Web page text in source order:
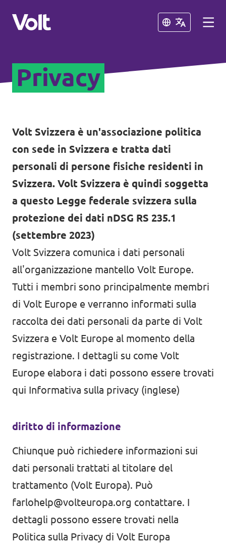
Chiudi
Select a language
Sezioni di Volt in Svizzera
Volt sul territorio
Altre sezioni nazionali di Volt
Volt Germania
Volt Francia
Volt Paesi Bassi
Volt Portogallo
Chiudi
Informazioni su Volt
Persone
Notizie
Agenda
Iniziativa per il tempo delle famiglie
Rassegna dei media
Donare
Domande frequenti
Contatto
Posizioni aperte
Privacy
Volt Svizzera è un'associazione politica
con sede in Svizzera e tratta dati
personali di persone fisiche residenti in
Svizzera. Volt Svizzera è quindi soggetta
a questo Legge federale svizzera sulla
protezione dei dati nDSG RS 235.1
(settembre 2023)
Volt Svizzera comunica i dati personali
all'organizzazione mantello Volt Europe.
Tutti i membri sono principalmente membri
di Volt Europe e verranno informati sulla
raccolta dei dati personali da parte di Volt
Svizzera e Volt Europe al momento della
registrazione. I dettagli su come Volt
Europe elabora i dati possono essere trovati
qui Informativa sulla privacy (inglese)
diritto di informazione
Chiunque può richiedere informazioni sui
dati personali trattati al titolare del
trattamento (Volt Europa). Può
farlohelp@volteuropa.org contattare. I
dettagli possono essere trovati nella
Politica sulla Privacy di Volt Europa